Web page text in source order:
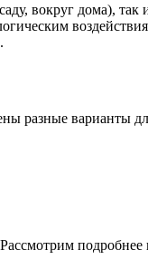
вокруг дома),
разные варианты